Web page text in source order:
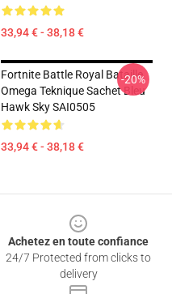
33,94 € - 38,18 €
Fortnite Battle Royal Bataille
Omega Teknique Sachet Bleu
Hawk Sky SAI0505
33,94 € - 38,18 €
-20%
Achetez en toute confiance
24/7 Protected from clicks to
delivery